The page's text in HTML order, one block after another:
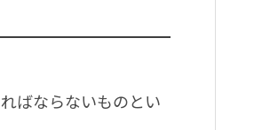
ばならないものとい